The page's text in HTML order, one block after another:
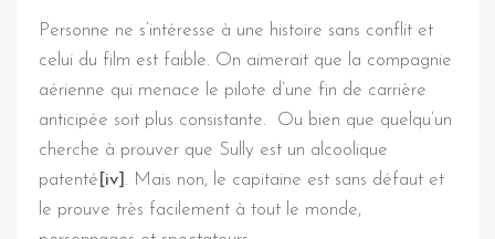
Personne ne s’intéresse à une histoire sans conflit et
celui du film est faible. On aimerait que la compagnie
aérienne qui menace le pilote d’une fin de carrière
anticipée soit plus consistante. Ou bien que quelqu’un
cherche à prouver que Sully est un alcoolique
patenté [iv] . Mais non, le capitaine est sans défaut et
le prouve très facilement à tout le monde,